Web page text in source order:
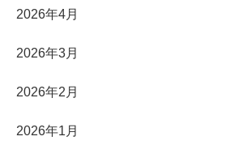
2026年4月
2026年3月
2026年2月
2026年1月